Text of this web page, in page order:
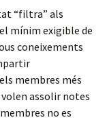
“filtra” als
mínim exigible de
coneixements
membres més
assolir notes
no es